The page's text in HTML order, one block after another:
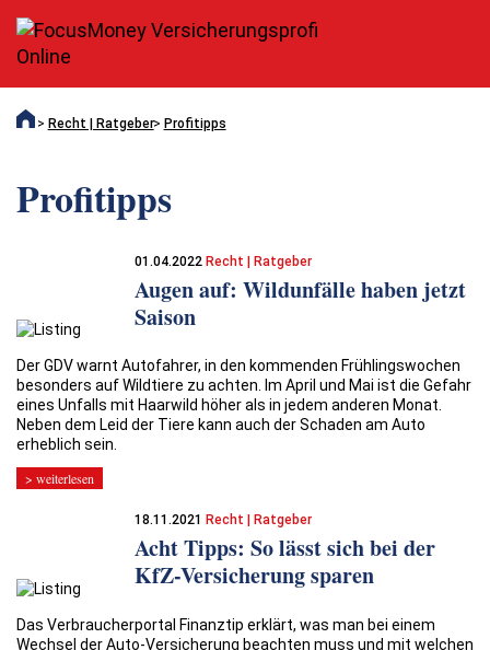
Recht | Ratgeber Profitipps
Profitipps
01.04.2022Recht | Ratgeber
Augen auf: Wildunfälle haben jetzt
Saison
Der GDV warnt Autofahrer, in den kommenden Frühlingswochen
besonders auf Wildtiere zu achten. Im April und Mai ist die Gefahr
eines Unfalls mit Haarwild höher als in jedem anderen Monat.
Neben dem Leid der Tiere kann auch der Schaden am Auto
erheblich sein.
> weiterlesen
18.11.2021 Recht | Ratgeber
Acht Tipps: So lässt sich bei der
KfZ-Versicherung sparen
Das Verbraucherportal Finanztip erklärt, was man bei einem
Wechsel der Auto-Versicherung beachten muss und mit welchen